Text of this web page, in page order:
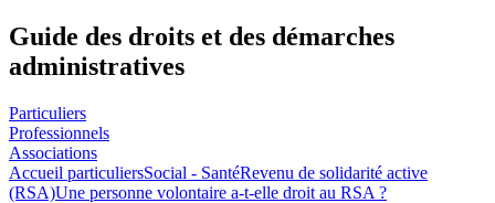
Guide des droits et des démarches
administratives
Particuliers
Professionnels
Associations
Accueil particuliersSocial - SantéRevenu de solidarité active
(RSA)Une personne volontaire a-t-elle droit au RSA ?